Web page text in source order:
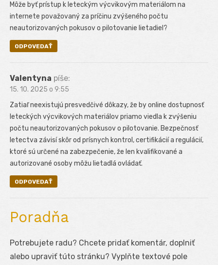
Môže byť prístup k leteckým výcvikovým materiálom na
internete považovaný za príčinu zvýšeného počtu
neautorizovaných pokusov o pilotovanie lietadiel?
ODPOVEDAŤ
Valentyna píše:
15. 10. 2025 o 9:55
Zatiaľ neexistujú presvedčivé dôkazy, že by online dostupnosť
leteckých výcvikových materiálov priamo viedla k zvýšeniu
počtu neautorizovaných pokusov o pilotovanie. Bezpečnosť
letectva závisí skôr od prísnych kontrol, certifikácií a regulácií,
ktoré sú určené na zabezpečenie, že len kvalifikované a
autorizované osoby môžu lietadlá ovládať.
ODPOVEDAŤ
Poradňa
Potrebujete radu? Chcete pridať komentár, doplniť
alebo upraviť túto stránku? Vyplňte textové pole